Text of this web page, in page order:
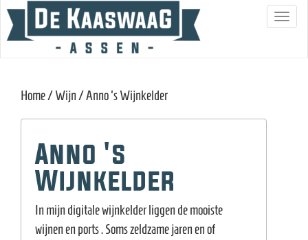
S
Home/Wijn / Anno 's Wijnkelder
Anno 's
Wijnkelder
In mijn digitale wijnkelder liggen de mooiste
wijnen en ports . Soms zeldzame jaren en of